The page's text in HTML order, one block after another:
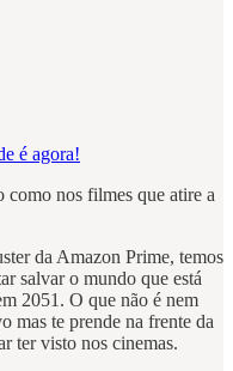
nos filmes que atire a
da Amazon Prime, temos
salvar o mundo que está
2051. O que não é nem
mas te prende na frente da
ter visto nos cinemas.